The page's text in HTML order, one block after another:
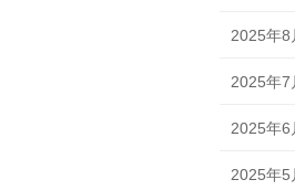
2025年8
2025年7
2025年6
2025年5